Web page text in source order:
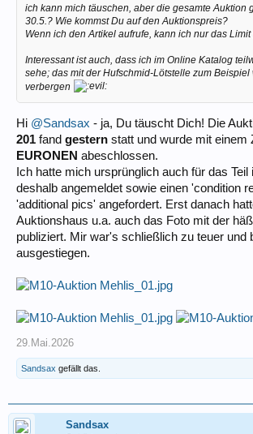
ich kann mich täuschen, aber die gesamte Auktion
30.5.? Wie kommst Du auf den Auktionspreis?
Wenn ich den Artikel aufrufe, kann ich nur das
Interessant ist auch, dass ich im Online Katalog
sehe; das mit der Hufschmid-Lötstelle zum
verbergen
Hi @Sandsax - ja, Du täuscht Dich! Die
201 fand gestern statt und wurde mit einem
EURONEN abeschlossen.
Ich hatte mich ursprünglich auch für das Teil
deshalb angemeldet sowie einen 'condition
'additional pics' angefordert. Erst danach
Auktionshaus u.a. auch das Foto mit der
publiziert. Mir war's schließlich zu teuer und
ausgestiegen.
29.Mai.2026
Sandsax gefällt das.
Sandsax